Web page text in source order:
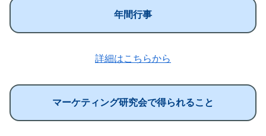
年間行事
詳細はこちらから
マーケティング研究会で得られること